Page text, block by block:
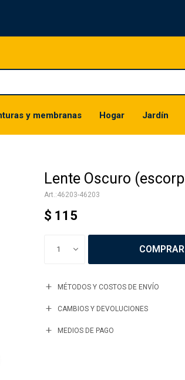
y membranas Hogar Jardín
Lente Oscuro
46203-46203
$ 115
1 COMPRAR
MÉTODOS Y COSTOS DE ENVÍO
CAMBIOS Y DEVOLUCIONES
MEDIOS DE PAGO